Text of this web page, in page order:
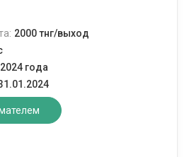
2000 тнг/выход
года